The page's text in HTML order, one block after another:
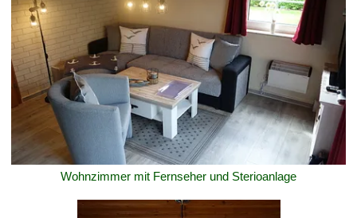
Wohnzimmer mit Fernseher und Sterioanlage